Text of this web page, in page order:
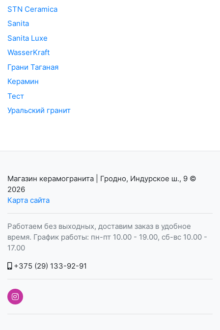
STN Ceramica
Sanita
Sanita Luxe
WasserKraft
Грани Таганая
Керамин
Тест
Уральский гранит
Магазин керамогранита | Гродно, Индурское ш., 9 ©
2026
Карта сайта
Работаем без выходных, доставим заказ в удобное
время. График работы: пн-пт 10.00 - 19.00, сб-вс 10.00 -
17.00
+375 (29) 133-92-91